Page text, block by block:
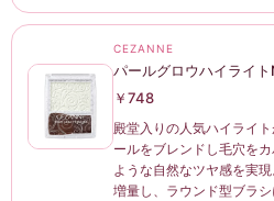
CEZANNE
パールグロウハイライト
￥748
殿堂入りの人気ハイライ
ールをブレンドし毛穴を
ような自然なツヤ感を実
増量し、ラウンド型ブラシ